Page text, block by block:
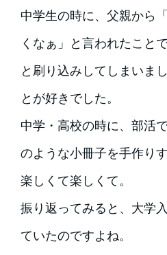
中学生の時に、父親から
くなぁ」と言われたこと
と刷り込みしてしまいま
とが好きでした。
中学・高校の時に、部活
のような小冊子を手作り
楽しくて楽しくて。
振り返ってみると、大学
ていたのですよね。